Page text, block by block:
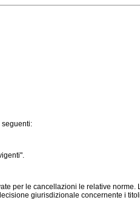
per le cancellazioni le relative
giurisdizionale concernente i